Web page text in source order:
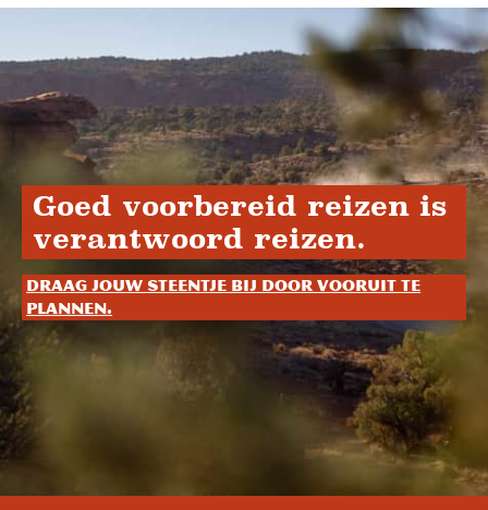
Goed voorbereid reizen is
verantwoord reizen.
Draag jouw steentje bij door vooruit te
plannen.